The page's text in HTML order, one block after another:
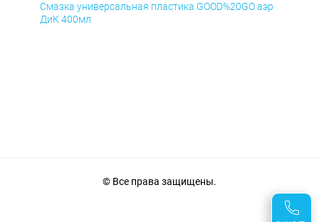
Смазка универсальная пластика GOOD%20GO аэр
ДиК 400мл
© Все права защищены.